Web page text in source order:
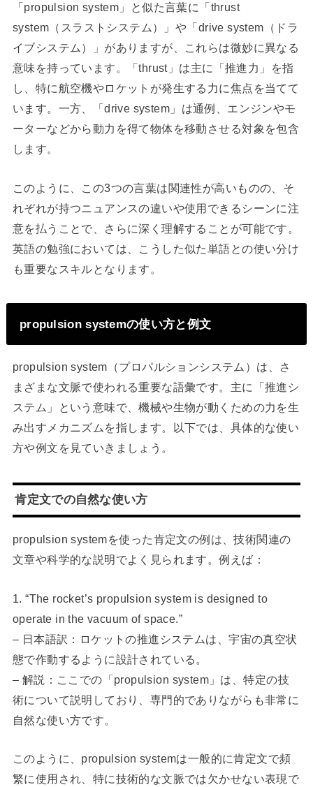
「propulsion system」と似た言葉に「thrust
system（スラストシステム）」や「drive system（ドラ
イブシステム）」がありますが、これらは微妙に異なる
意味を持っています。「thrust」は主に「推進力」を指
し、特に航空機やロケットが発生する力に焦点を当てて
います。一方、「drive system」は通例、エンジンやモ
ーターなどから動力を得て物体を移動させる対象を包含
します。
このように、この3つの言葉は関連性が高いものの、そ
れぞれが持つニュアンスの違いや使用できるシーンに注
意を払うことで、さらに深く理解することが可能です。
英語の勉強においては、こうした似た単語との使い分け
も重要なスキルとなります。
propulsion systemの使い方と例文
propulsion system（プロパルションシステム）は、さ
まざまな文脈で使われる重要な語彙です。主に「推進シ
ステム」という意味で、機械や生物が動くための力を生
み出すメカニズムを指します。以下では、具体的な使い
方や例文を見ていきましょう。
肯定文での自然な使い方
propulsion systemを使った肯定文の例は、技術関連の
文章や科学的な説明でよく見られます。例えば：
1. “The rocket’s propulsion system is designed to
operate in the vacuum of space.”
– 日本語訳：ロケットの推進システムは、宇宙の真空状
態で作動するように設計されている。
– 解説：ここでの「propulsion system」は、特定の技
術について説明しており、専門的でありながらも非常に
自然な使い方です。
このように、propulsion systemは一般的に肯定文で頻
繁に使用され、特に技術的な文脈では欠かせない表現で